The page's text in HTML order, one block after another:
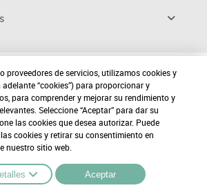
proveedores de servicios, utilizamos cookies y
“cookies”) para proporcionar y
para comprender y mejorar su rendimiento y
Seleccione “Aceptar” para dar su
las cookies que desea autorizar. Puede
cookies y retirar su consentimiento en
nuestro sitio web.
Aceptar